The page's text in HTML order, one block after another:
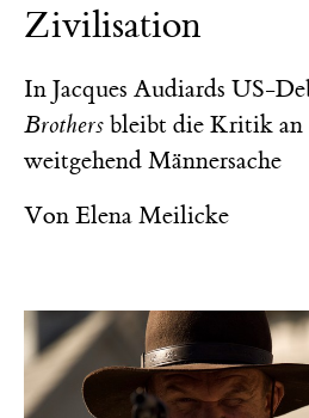
Zivilisation
In Jacques Audiards US-
Brothers bleibt die Kritik an
weitgehend Männersache
Von Elena Meilicke